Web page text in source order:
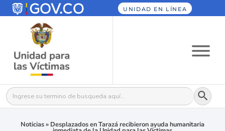
UNIDAD EN LÍNEA
Buscar: Botón
Noticias» Desplazados en Tarazá recibieron ayuda humanitaria